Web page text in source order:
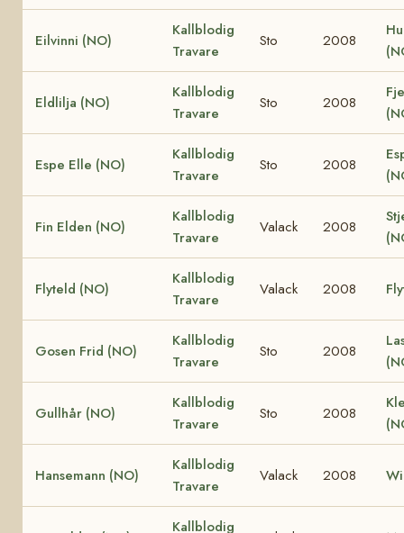
Eilvinni (NO)
Kallblodig
Travare
Sto 2008
Eldlilja (NO)
Kallblodig
Travare
Sto 2008
Espe Elle (NO)
Kallblodig
Travare
Sto 2008
Fin Elden (NO)
Kallblodig
Travare
Valack 2008
Flyteld (NO)
Kallblodig
Travare
Valack 2008
Gosen Frid (NO)
Kallblodig
Travare
Sto 2008
Gullhår (NO)
Kallblodig
Travare
Sto 2008
Hansemann (NO)
Kallblodig
Travare
Valack 2008
Kallblodig